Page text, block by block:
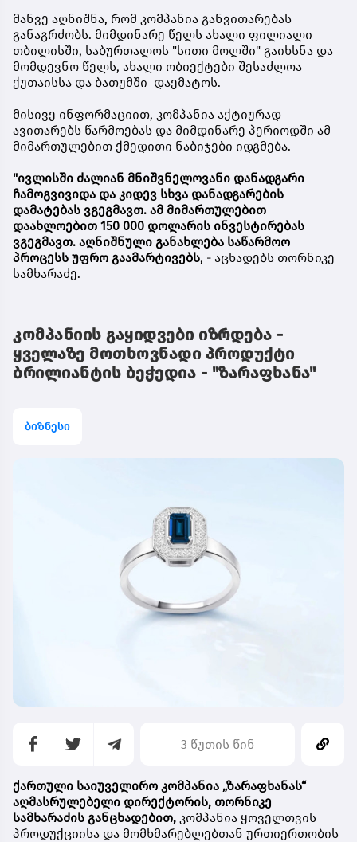
მანვე აღნიშნა, რომ კომპანია განვითარებას
განაგრძობს. მიმდინარე წელს ახალი ფილიალი
თბილისში, საბურთალოს "სითი მოლში" გაიხსნა და
მომდევნო წელს, ახალი ობიექტები შესაძლოა
ქუთაისსა და ბათუმში დაემატოს.
მისივე ინფორმაციით, კომპანია აქტიურად
ავითარებს წარმოებას და მიმდინარე პერიოდში ამ
მიმართულებით ქმედითი ნაბიჯები იდგმება.
"ივლისში ძალიან მნიშვნელოვანი დანადგარი
ჩამოგვივიდა და კიდევ სხვა დანადგარების
დამატებას ვგეგმავთ. ამ მიმართულებით
დაახლოებით 150 000 დოლარის ინვესტირებას
ვგეგმავთ. აღნიშნული განახლება საწარმოო
პროცესს უფრო გაამარტივებს, - აცხადებს თორნიკე
სამხარაძე.
კომპანიის გაყიდვები იზრდება -
ყველაზე მოთხოვნადი პროდუქტი
ბრილიანტის ბეჭედია - "ზარაფხანა"
ბიზნესი
3 წუთის წინ
ქართული საიუველირო კომპანია „ზარაფხანას“
აღმასრულებელი დირექტორის, თორნიკე
სამხარაძის განცხადებით, კომპანია ყოველთვის
პროდუქციისა და მომხმარებლებთან ურთიერთობის